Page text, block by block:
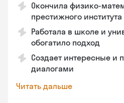
Окончила физико-
престижного института
Работала в школе и
обогатило подход
Создает интересные и
диалогами
Читать дальше